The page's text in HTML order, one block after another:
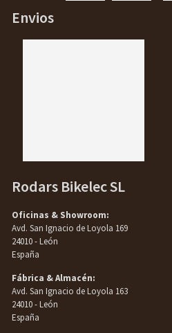
Envios
Rodars Bikelec SL
Oficinas & Showroom:
Avd. San Ignacio de Loyola 169
24010 - León
España
Fábrica & Almacén:
Avd. San Ignacio de Loyola 163
24010 - León
España